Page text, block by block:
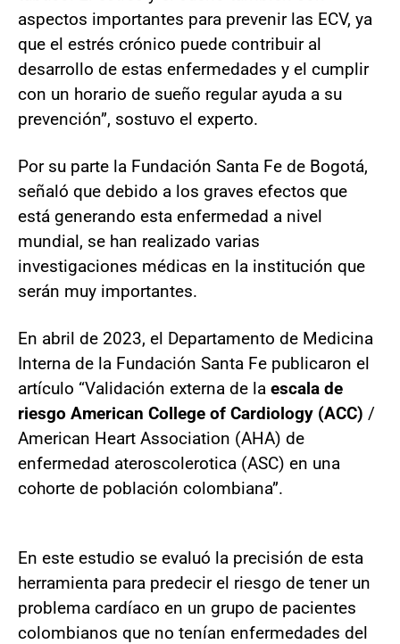
aspectos importantes para prevenir las ECV, ya
que el estrés crónico puede contribuir al
desarrollo de estas enfermedades y el cumplir
con un horario de sueño regular ayuda a su
prevención”, sostuvo el experto.
Por su parte la Fundación Santa Fe de Bogotá,
señaló que debido a los graves efectos que
está generando esta enfermedad a nivel
mundial, se han realizado varias
investigaciones médicas en la institución que
serán muy importantes.
En abril de 2023, el Departamento de Medicina
Interna de la Fundación Santa Fe publicaron el
artículo “Validación externa de la escala de
riesgo American College of Cardiology (ACC) /
American Heart Association (AHA) de
enfermedad ateroscolerotica (ASC) en una
cohorte de población colombiana”.
En este estudio se evaluó la precisión de esta
herramienta para predecir el riesgo de tener un
problema cardíaco en un grupo de pacientes
colombianos que no tenían enfermedades del